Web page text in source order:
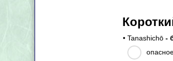
• Tanashichō -